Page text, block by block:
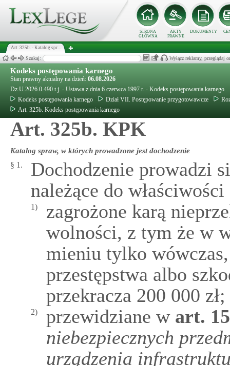
STRONA
GŁÓWNA
AKTY
PRAWNE
DOKUMENTY
Art. 325b. - Katalog spr...
Szukaj: Wyłącz reklamy, przeglądaj
Kodeks postępowania karnego
Stan prawny aktualny na dzień: 06.08.2026
Dz.U.2026.0.490 t.j. - Ustawa z dnia 6 czerwca 1997 r. - Kodeks postępowania karnego
Kodeks postępowania karnego
Dział VII. Postępowanie przygotowawcze
Art. 325b. Kodeks postępowania karnego
Art. 325b. KPK
Katalog spraw, w których prowadzone jest dochodzenie
§ 1.
Dochodzenie prowadzi
należące do
1)
zagrożone karą
wolności, z tym że w
mieniu tylko
przestępstwa albo
przekracza 200 000 zł;
2) przewidziane wart.
niebezpiecznych
urządzenia